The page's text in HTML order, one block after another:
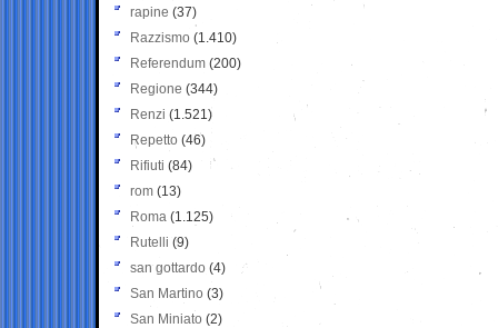
rapine (37)
Razzismo (1.410)
Referendum (200)
Regione (344)
Renzi (1.521)
Repetto (46)
Rifiuti (84)
rom (13)
Roma (1.125)
Rutelli (9)
san gottardo (4)
San Martino (3)
San Miniato (2)